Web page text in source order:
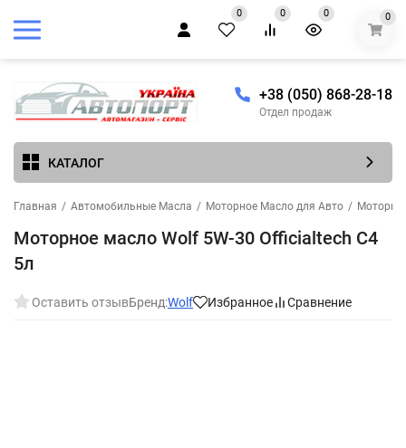
0 0 0 0
+38 (050) 868-28-18
Отдел продаж
КАТАЛОГ
Главная / Автомобильные Масла / Моторное Масло для Авто /
Моторное масло Wolf 5W-30 Officialtech C4
5л
Оставить отзывБренд:Wolf Избранное Сравнение